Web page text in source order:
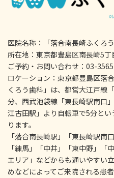
医院名称：「落合南長崎ふくろう
所在地：東京都豊島区南長崎5
ご予約・お問い合わせ：03-
ロケーション：東京都豊島区落
くろう歯科」は、都営大江戸線
分、西武池袋線「東長崎駅南口
江古田駅」より自転車で5分と
ります。
「落合南長崎駅」「東長崎駅南
「練馬」「中井」「東中野」「
エリア」などからも通いやすい
めなどによってご来院される患